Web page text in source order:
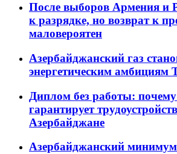
После выборов Армения и
к разрядке, но возврат к
маловероятен
Азербайджанский газ
энергетическим амбициям
Диплом без работы:
гарантирует
Азербайджане
Азербайджанский